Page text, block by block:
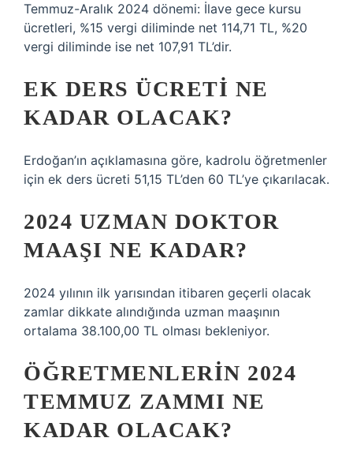
Temmuz-Aralık 2024 dönemi: İlave gece kursu
ücretleri, %15 vergi diliminde net 114,71 TL, %20
vergi diliminde ise net 107,91 TL’dir.
EK DERS ÜCRETI NE
KADAR OLACAK?
Erdoğan’ın açıklamasına göre, kadrolu öğretmenler
için ek ders ücreti 51,15 TL’den 60 TL’ye çıkarılacak.
2024 UZMAN DOKTOR
MAAŞI NE KADAR?
2024 yılının ilk yarısından itibaren geçerli olacak
zamlar dikkate alındığında uzman maaşının
ortalama 38.100,00 TL olması bekleniyor.
ÖĞRETMENLERIN 2024
TEMMUZ ZAMMI NE
KADAR OLACAK?